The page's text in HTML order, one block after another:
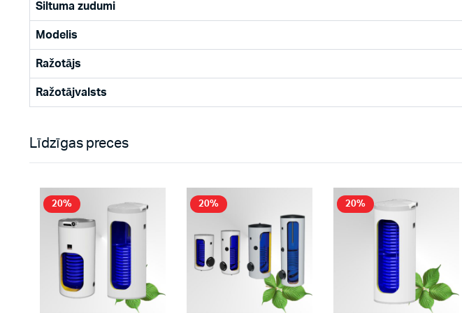
Siltuma zudumi
Modelis
Ražotājs
Ražotājvalsts
Līdzīgas preces
20% 20% 20%